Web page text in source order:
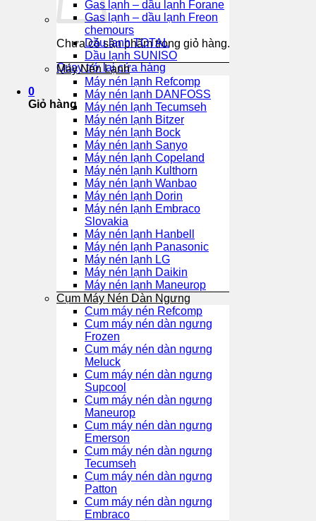
Chưa có sản phẩm trong giỏ hàng.
Quay trở lại cửa hàng
0
Giỏ hàng
Gas lạnh – dầu lạnh Forane
Gas lạnh – dầu lạnh Freon
chemours
Dầu lạnh TOTAL
Dầu lạnh SUNISO
Máy Nén Lạnh
Máy nén lạnh Refcomp
Máy nén lạnh DANFOSS
Máy nén lạnh Tecumseh
Máy nén lạnh Bitzer
Máy nén lạnh Bock
Máy nén lạnh Sanyo
Máy nén lạnh Copeland
Máy nén lạnh Kulthorn
Máy nén lạnh Wanbao
Máy nén lạnh Dorin
Máy nén lạnh Embraco
Slovakia
Máy nén lạnh Hanbell
Máy nén lạnh Panasonic
Máy nén lạnh LG
Máy nén lạnh Daikin
Máy nén lạnh Maneurop
Cụm Máy Nén Dàn Ngưng
Cụm máy nén Refcomp
Cụm máy nén dàn ngưng
Frozen
Cụm máy nén dàn ngưng
Meluck
Cụm máy nén dàn ngưng
Supcool
Cụm máy nén dàn ngưng
Maneurop
Cụm máy nén dàn ngưng
Emerson
Cụm máy nén dàn ngưng
Tecumseh
Cụm máy nén dàn ngưng
Patton
Cụm máy nén dàn ngưng
Embraco